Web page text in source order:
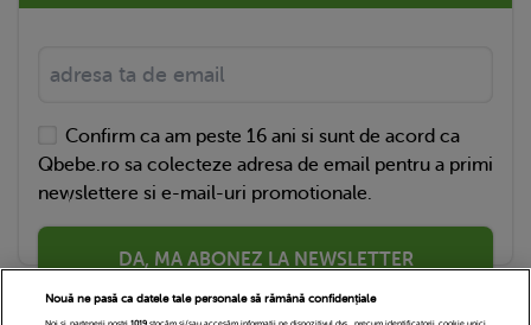
Confirm ca am peste 16 ani si sunt de acord ca
Qbebe.ro sa colecteze adresa de email pentru a primi
newslettere si e-mail-uri promotionale.
DA, MA ABONEZ LA NEWSLETTER
Nouă ne pasă ca datele tale personale să rămână confidențiale